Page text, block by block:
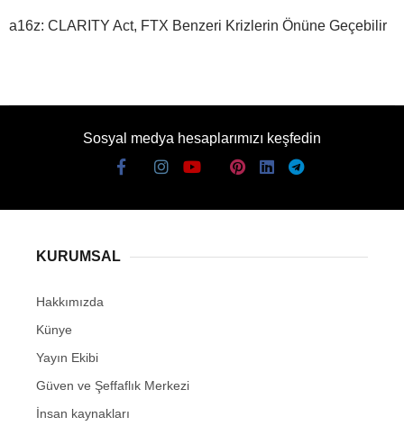
a16z: CLARITY Act, FTX Benzeri Krizlerin Önüne Geçebilir
Sosyal medya hesaplarımızı keşfedin
KURUMSAL
Hakkımızda
Künye
Yayın Ekibi
Güven ve Şeffaflık Merkezi
İnsan kaynakları